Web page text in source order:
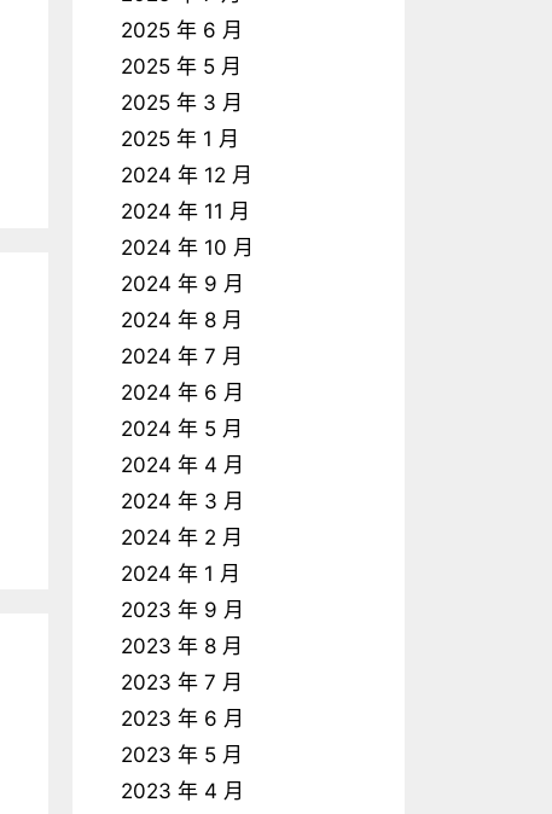
2025 年 6 月
2025 年 5 月
2025 年 3 月
2025 年 1 月
2024 年 12 月
2024 年 11 月
2024 年 10 月
2024 年 9 月
2024 年 8 月
2024 年 7 月
2024 年 6 月
2024 年 5 月
2024 年 4 月
2024 年 3 月
2024 年 2 月
2024 年 1 月
2023 年 9 月
2023 年 8 月
2023 年 7 月
2023 年 6 月
2023 年 5 月
2023 年 4 月